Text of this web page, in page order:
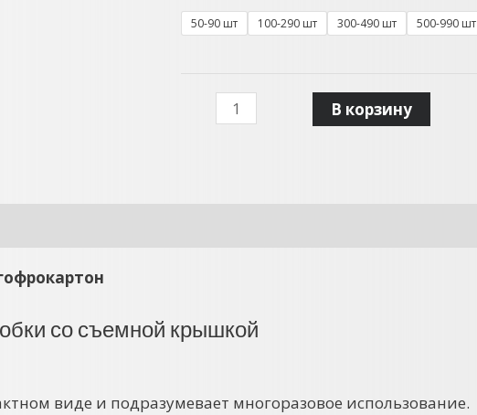
50-90 шт 100-290 шт 300-490 шт 500-990 шт
В корзину
со съемной крышкой
виде и подразумевает многоразовое использование.